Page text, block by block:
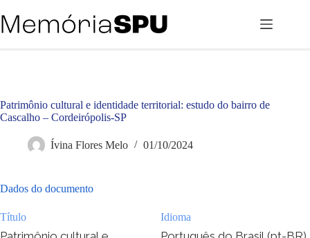
para
o
Patrimônio cultural e identidade territorial: estudo do bairro de
Cascalho – Cordeirópolis-SP
Ívina Flores Melo 01/10/2024
Dados do documento
Título Idioma